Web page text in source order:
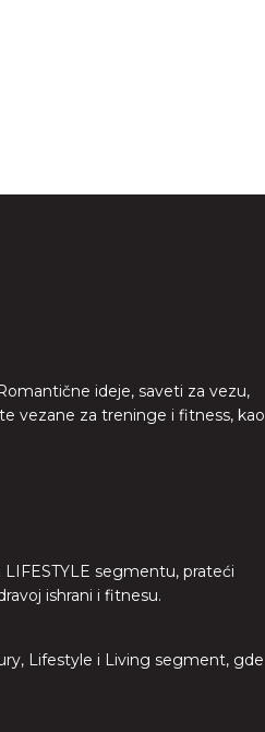
ideje, saveti za vezu,
vezane za treninge i fitness, kao
segmentu, prateći
ishrani i fitnesu.
Lifestyle i Living segment, gde